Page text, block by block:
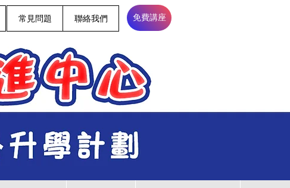
常見問題 聯絡我們 免費講座